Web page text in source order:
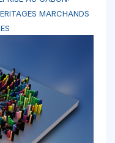
MARCHANDS